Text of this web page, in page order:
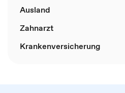
Ausland
Zahnarzt
Krankenversicherung